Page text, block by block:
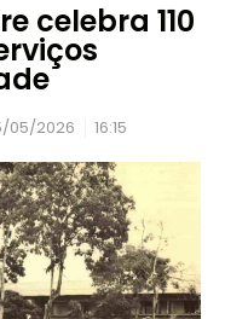
celebra 110
05/2026 16:15